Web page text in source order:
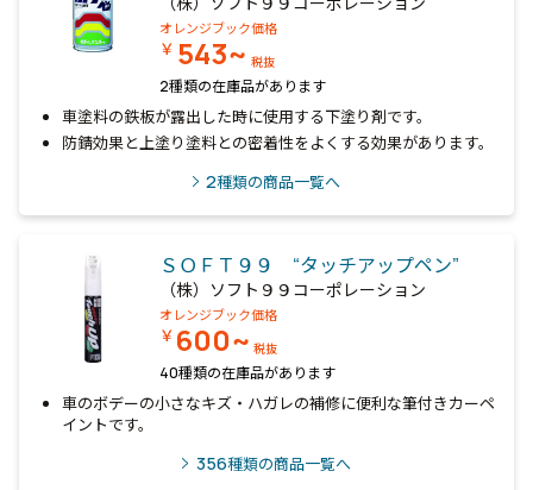
オレンジブック価格
￥ 543~ 税抜
2種類の在庫品があります
車塗料の鉄板が露出した時に使用する下塗り剤です。
防錆効果と上塗り塗料との密着性をよくする効果があります。
2種類の商品一覧へ
ＳＯＦＴ９９ “タッチアップペン”
（株）ソフト９９コーポレーション
オレンジブック価格
￥ 600~ 税抜
40種類の在庫品があります
車のボデーの小さなキズ・ハガレの補修に便利な筆付きカーペ
イントです。
356種類の商品一覧へ